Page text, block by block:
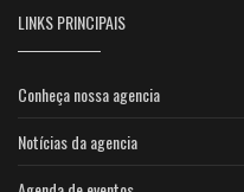
LINKS PRINCIPAIS
Conheça nossa agencia
Notícias da agencia